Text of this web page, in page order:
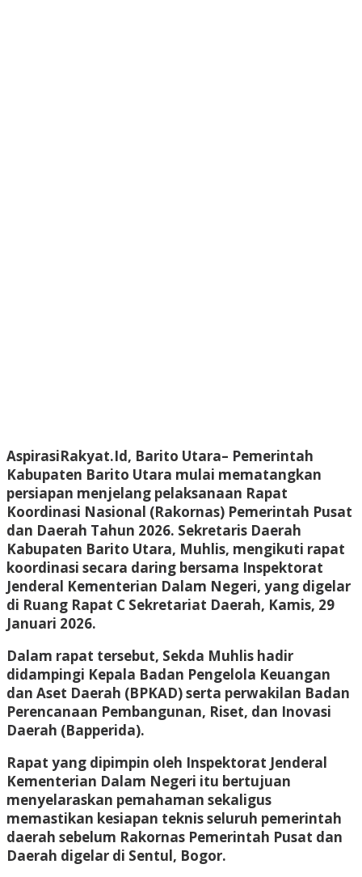
AspirasiRakyat.Id, Barito Utara– Pemerintah
Kabupaten Barito Utara mulai mematangkan
persiapan menjelang pelaksanaan Rapat
Koordinasi Nasional (Rakornas) Pemerintah Pusat
dan Daerah Tahun 2026. Sekretaris Daerah
Kabupaten Barito Utara, Muhlis, mengikuti rapat
koordinasi secara daring bersama Inspektorat
Jenderal Kementerian Dalam Negeri, yang digelar
di Ruang Rapat C Sekretariat Daerah, Kamis, 29
Januari 2026.
Dalam rapat tersebut, Sekda Muhlis hadir
didampingi Kepala Badan Pengelola Keuangan
dan Aset Daerah (BPKAD) serta perwakilan Badan
Perencanaan Pembangunan, Riset, dan Inovasi
Daerah (Bapperida).
Rapat yang dipimpin oleh Inspektorat Jenderal
Kementerian Dalam Negeri itu bertujuan
menyelaraskan pemahaman sekaligus
memastikan kesiapan teknis seluruh pemerintah
daerah sebelum Rakornas Pemerintah Pusat dan
Daerah digelar di Sentul, Bogor.